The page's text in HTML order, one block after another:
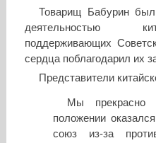
Товарищ Бабурин
деятельностью
поддерживающих
сердца поблагодарил их
Представители
Мы прекрасно
положении
союз из-за